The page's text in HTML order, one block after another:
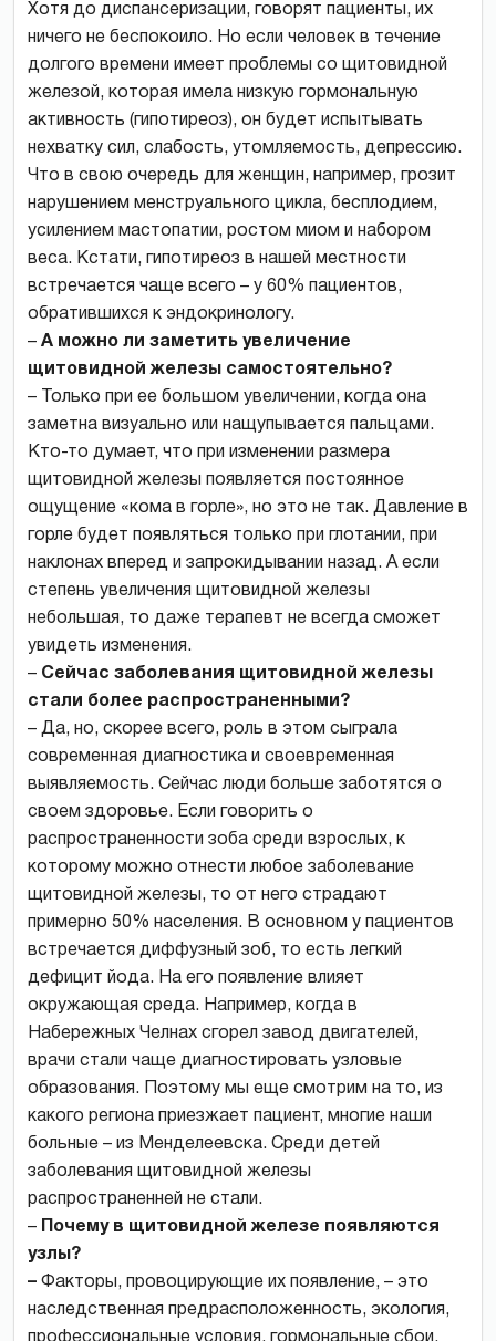
Хотя до диспансеризации, говорят пациенты, их
ничего не беспокоило. Но если человек в течение
долгого времени имеет проблемы со щитовидной
железой, которая имела низкую гормональную
активность (гипотиреоз), он будет испытывать
нехватку сил, слабость, утомляемость, депрессию.
Что в свою очередь для женщин, например, грозит
нарушением менструального цикла, бесплодием,
усилением мастопатии, ростом миом и набором
веса. Кстати, гипотиреоз в нашей местности
встречается чаще всего – у 60% пациентов,
обратившихся к эндокринологу.
– А можно ли заметить увеличение
щитовидной железы самостоятельно?
– Только при ее большом увеличении, когда она
заметна визуально или нащупывается пальцами.
Кто-то думает, что при изменении размера
щитовидной железы появляется постоянное
ощущение «кома в горле», но это не так. Давление в
горле будет появляться только при глотании, при
наклонах вперед и запрокидывании назад. А если
степень увеличения щитовидной железы
небольшая, то даже терапевт не всегда сможет
увидеть изменения.
– Сейчас заболевания щитовидной железы
стали более распространенными?
– Да, но, скорее всего, роль в этом сыграла
современная диагностика и своевременная
выявляемость. Сейчас люди больше заботятся о
своем здоровье. Если говорить о
распространенности зоба среди взрослых, к
которому можно отнести любое заболевание
щитовидной железы, то от него страдают
примерно 50% населения. В основном у пациентов
встречается диффузный зоб, то есть легкий
дефицит йода. На его появление влияет
окружающая среда. Например, когда в
Набережных Челнах сгорел завод двигателей,
врачи стали чаще диагностировать узловые
образования. Поэтому мы еще смотрим на то, из
какого региона приезжает пациент, многие наши
больные – из Менделеевска. Среди детей
заболевания щитовидной железы
распространенней не стали.
–
Почему в щитовидной железе появляются
узлы?
– Факторы, провоцирующие их появление, – это
наследственная предрасположенность, экология,
профессиональные условия, гормональные сбои.